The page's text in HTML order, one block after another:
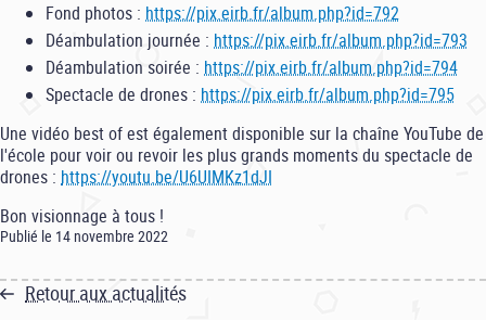
Fond photos : https://pix.eirb.fr/album.php?id=792
Déambulation journée : https://pix.eirb.fr/album.php?id=793
Déambulation soirée : https://pix.eirb.fr/album.php?id=794
Spectacle de drones : https://pix.eirb.fr/album.php?id=795
Une vidéo best of est également disponible sur la chaîne YouTube de
l'école pour voir ou revoir les plus grands moments du spectacle de
drones : https://youtu.be/U6UIMKz1dJI
Bon visionnage à tous !
Publié le 14 novembre 2022
Retour aux actualités